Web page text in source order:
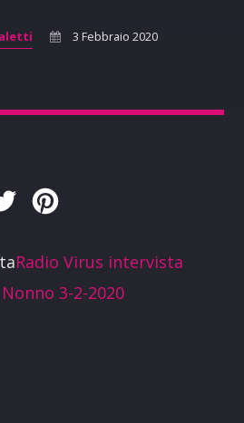
3 Febbraio 2020
Twitter
Radio Virus intervista
3-2-2020